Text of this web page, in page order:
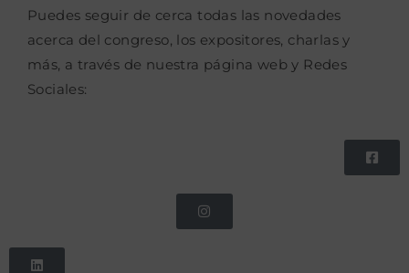
Puedes seguir de cerca todas las novedades
acerca del congreso, los expositores, charlas y
más, a través de nuestra página web y Redes
Sociales: